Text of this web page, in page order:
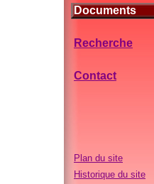
Documents
Recherche
Contact
Plan du site
Historique du site